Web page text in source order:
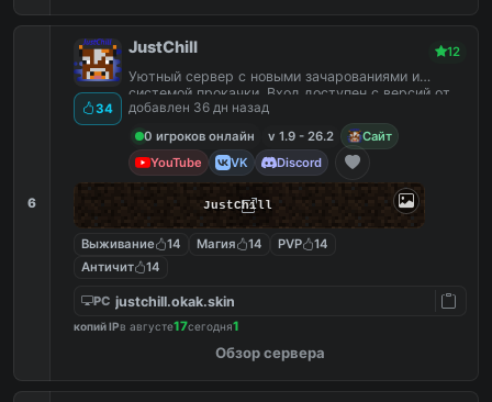
6
34
JustChill 12
Уютный сервер с новыми зачарованиями и
системой прокачки. Вход доступен с версий от
1.9 до 26.2
добавлен 36 дн назад
0 игроков онлайн
v 1.9 - 26.2
Сайт
YouTube
VK Discord
JustChill
Выживание 14 Магия 14 PVP
14
Античит
14
PC justchill.okak.skin
копий IPв августе17сегодня1
Обзор сервера